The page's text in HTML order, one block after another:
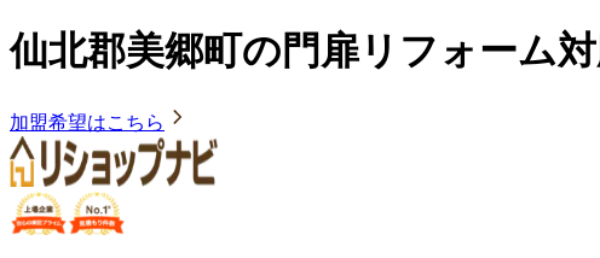
仙北郡美郷町の門扉リフォーム
加盟希望はこちら